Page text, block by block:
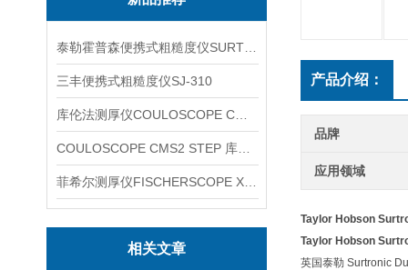
三丰便携式粗糙度仪SJ-310
相关文章
产品介绍：
品牌
应用领域
Taylor Hobson
Taylor Hobson
英国泰勒 Surtronic